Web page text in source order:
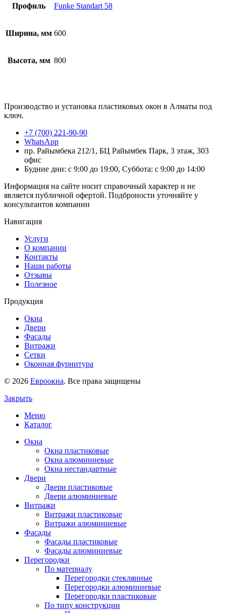
Профиль Funke Standart 58
Ширина, мм 600
Высота, мм 800
Производство и установка пластиковых окон в Алматы под
ключ.
+7 (700) 221-90-90
WhatsApp
пр. Райымбека 212/1, БЦ Райымбек Парк, 3 этаж, 303
офис
Будние дни: с 9:00 до 19:00, Суббота: с 9:00 до 14:00
Информация на сайте носит справочный характер и не
является публичной офертой. Подброности уточняйте у
консультантов компании
Навигация
Услуги
О компании
Контакты
Наши работы
Отзывы
Полезное
Продукция
Окна
Двери
Фасады
Витражи
Сетки
Оконная фурнитура
© 2026 Евроокна. Все права защищены
Закрыть
Меню
Каталог
Окна
Окна пластиковые
Окна алюминиевые
Окна нестандартные
Двери
Двери пластиковые
Двери алюминиевые
Витражи
Витражи пластиковые
Витражи алюминиевые
Фасады
Фасады пластиковые
Фасады алюминиевые
Перегородки
По материалу
Перегородки стеклянные
Перегородки алюминиевые
Перегородки пластиковые
По типу конструкции